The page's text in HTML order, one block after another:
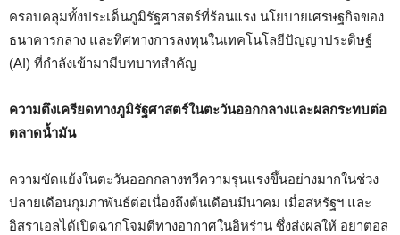
ครอบคลุมทั้งประเด็นภูมิรัฐศาสตร์ที่ร้อนแรง นโยบายเศรษฐกิจของ
ธนาคารกลาง และทิศทางการลงทุนในเทคโนโลยีปัญญาประดิษฐ์
(AI) ที่กำลังเข้ามามีบทบาทสำคัญ
ความตึงเครียดทางภูมิรัฐศาสตร์ในตะวันออกกลางและผลกระทบต่อ
ตลาดน้ำมัน
ความขัดแย้งในตะวันออกกลางทวีความรุนแรงขึ้นอย่างมากในช่วง
ปลายเดือนกุมภาพันธ์ต่อเนื่องถึงต้นเดือนมีนาคม เมื่อสหรัฐฯ และ
อิสราเอลได้เปิดฉากโจมตีทางอากาศในอิหร่าน ซึ่งส่งผลให้ อยาตอล